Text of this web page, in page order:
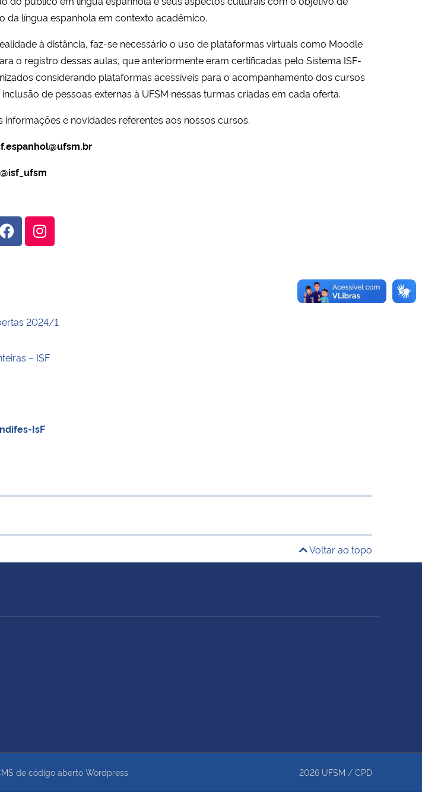
da língua espanhola em contexto acadêmico.
à distância, faz-se necessário o uso de plataformas virtuais como Moodle
o registro dessas aulas, que anteriormente eram certificadas pelo Sistema ISF-
considerando plataformas acessíveis para o acompanhamento dos cursos
de pessoas externas à UFSM nessas turmas criadas em cada oferta.
e novidades referentes aos nossos cursos.
@isf_ufsm
2024/1
– ISF
IsF
Voltar ao topo
de código aberto Wordpress 2026 UFSM / CPD